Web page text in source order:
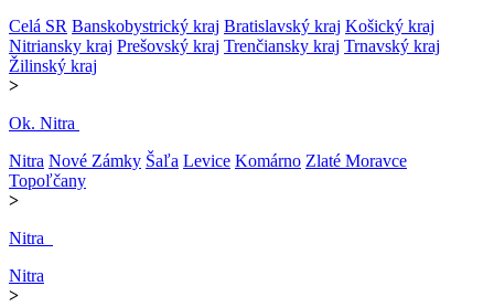
Celá SR Banskobystrický kraj Bratislavský kraj Košický kraj
Nitriansky kraj Prešovský kraj Trenčiansky kraj Trnavský kraj
Žilinský kraj
>
Ok. Nitra
Nitra Nové Zámky Šaľa Levice Komárno Zlaté Moravce
Topoľčany
>
Nitra
Nitra
>